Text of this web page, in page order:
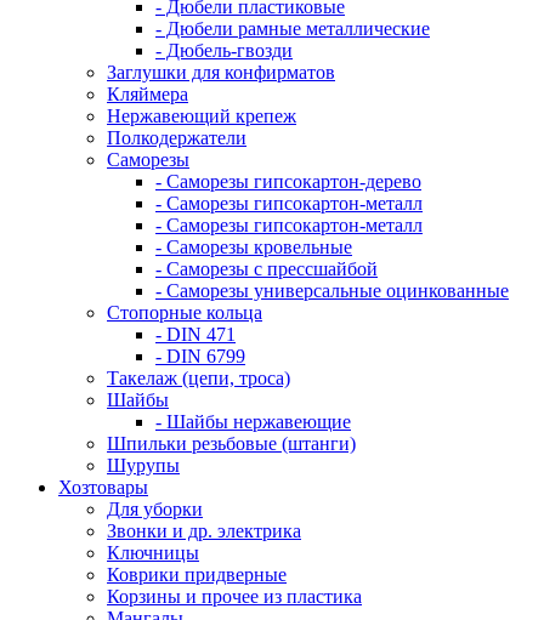
- Дюбели пластиковые
- Дюбели рамные металлические
- Дюбель-гвозди
Заглушки для конфирматов
Кляймера
Нержавеющий крепеж
Полкодержатели
Саморезы
- Саморезы гипсокартон-дерево
- Саморезы гипсокартон-металл
- Саморезы гипсокартон-металл
- Саморезы кровельные
- Саморезы с прессшайбой
- Саморезы универсальные оцинкованные
Стопорные кольца
- DIN 471
- DIN 6799
Такелаж (цепи, троса)
Шайбы
- Шайбы нержавеющие
Шпильки резьбовые (штанги)
Шурупы
Хозтовары
Для уборки
Звонки и др. электрика
Ключницы
Коврики придверные
Корзины и прочее из пластика